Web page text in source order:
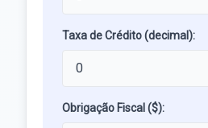
Taxa de Crédito (decimal):
Obrigação Fiscal ($):